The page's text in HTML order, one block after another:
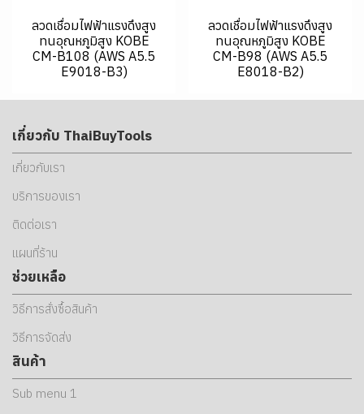
ลวดเชื่อมไฟฟ้าแรงดึงสูง
ทนอุณหภูมิสูง KOBE
CM-B108 (AWS A5.5
E9018-B3)
ลวดเชื่อมไฟฟ้าแรงดึงสูง
ทนอุณหภูมิสูง KOBE
CM-B98 (AWS A5.5
E8018-B2)
เกี่ยวกับ ThaiBuyTools
เกี่ยวกับเรา
บริการของเรา
ติดต่อเรา
แผนที่ร้าน
ช่วยเหลือ
วิธีการสั่งซื้อสินค้า
วิธีการจัดส่ง
สินค้า
Sub menu 1